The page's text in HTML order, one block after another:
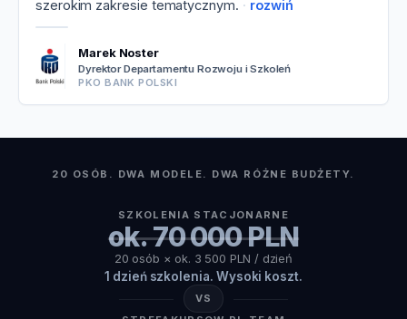
szerokim zakresie tematycznym.
rozwiń
Marek Noster
Dyrektor Departamentu Rozwoju i Szkoleń
PKO BANK POLSKI
20 OSÓB. DWA MODELE. DWA RÓŻNE BUDŻETY.
SZKOLENIA STACJONARNE
ok. 70 000 PLN
20 osób × ok. 3 500 PLN / dzień
1 dzień szkolenia. Wysoki koszt.
VS